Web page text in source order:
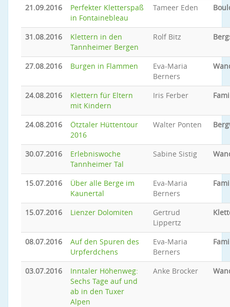
21.09.2016
Perfekter Kletterspaß
in Fontainebleau
Tameer Eden
31.08.2016
Klettern in den
Tannheimer Bergen
Rolf Bitz
27.08.2016 Burgen in Flammen
Eva-Maria
Berners
24.08.2016
Klettern für Eltern
mit Kindern
Iris Ferber
24.08.2016
Ötztaler Hüttentour
2016
Walter Ponten
30.07.2016
Erlebniswoche
Tannheimer Tal
Sabine Sistig
15.07.2016
Über alle Berge im
Kaunertal
Eva-Maria
Berners
15.07.2016 Lienzer Dolomiten
Gertrud
Lippertz
08.07.2016
Auf den Spuren des
Urpferdchens
Eva-Maria
Berners
03.07.2016
Inntaler Höhenweg:
Sechs Tage auf und
ab in den Tuxer
Alpen
Anke Brocker